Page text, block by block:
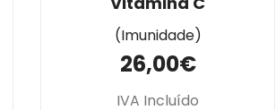
(Imunidade)
26,00€
IVA Incluído